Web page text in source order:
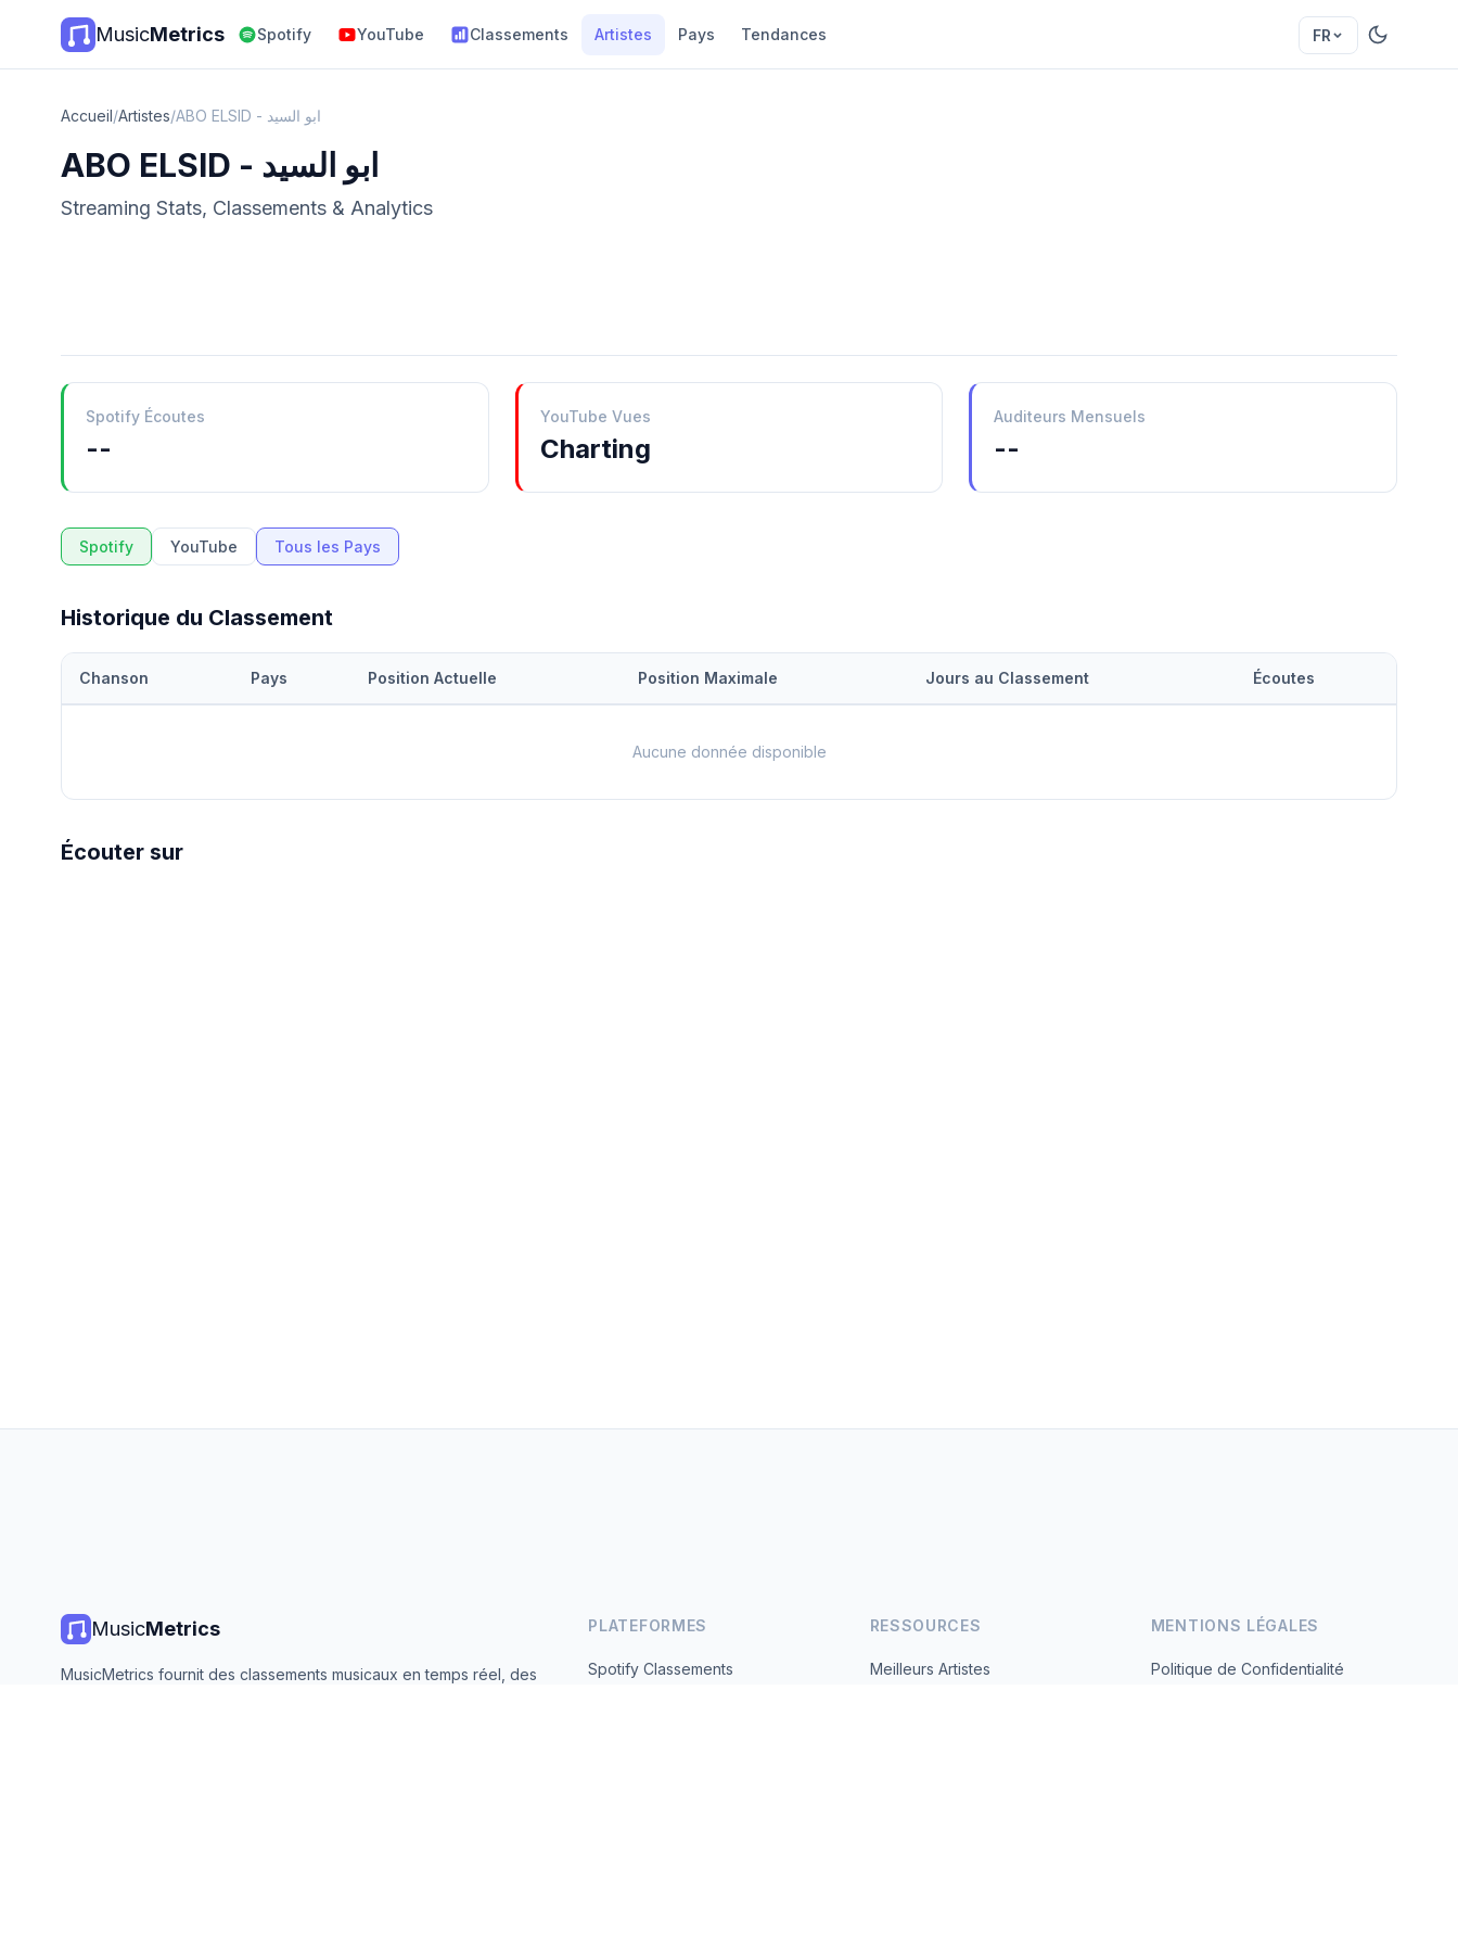
MusicMetrics Spotify YouTube Classements Artistes Pays Tendances FR
Accueil/Artistes/ ABO ELSID - ابو السيد
ABO ELSID - ابو السيد
Streaming Stats, Classements & Analytics
Spotify Écoutes
--
YouTube Vues
Charting
Auditeurs Mensuels
--
Spotify YouTube Tous les Pays
Historique du Classement
Chanson Pays Position Actuelle Position Maximale Jours au Classement Écoutes
Aucune donnée disponible
Écouter sur
MusicMetrics
MusicMetrics fournit des classements musicaux en temps réel, des
PLATEFORMES
Spotify Classements
RESSOURCES
Meilleurs Artistes
MENTIONS LÉGALES
Politique de Confidentialité